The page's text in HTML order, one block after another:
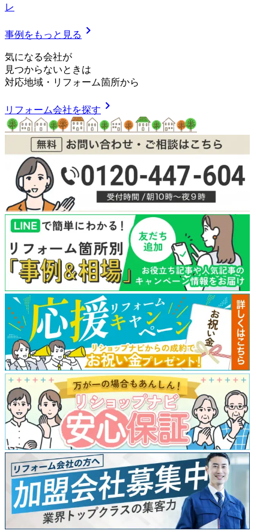
レ
事例をもっと見る chevron_right
気になる会社が
見つからないときは
対応地域 ・ リフォーム箇所から
リフォーム会社を探す chevron_right